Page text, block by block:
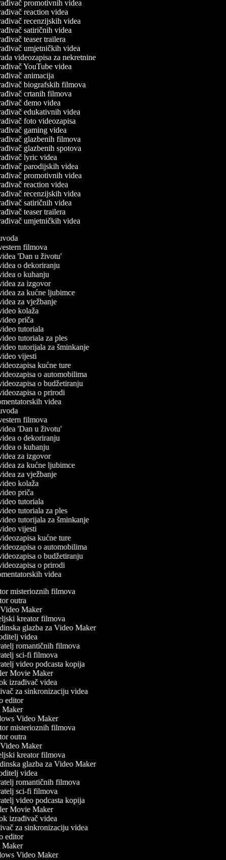
promotivnih videa
reaction videa
recenzijskih videa
satiričnih videa
teaser trailera
umjetničkih videa
videozapisa za nekretnine
YouTube videa
animacija
biografskih filmova
crtanih filmova
demo videa
edukativnih videa
foto videozapisa
gaming videa
glazbenih filmova
glazbenih spotova
lyric videa
parodijskih videa
promotivnih videa
reaction videa
recenzijskih videa
satiričnih videa
teaser trailera
umjetničkih videa
filmova
'Dan u životu'
o dekoriranju
o kuhanju
za izgovor
za kućne ljubimce
za vježbanje
kolaža
priča
tutoriala
tutoriala za ples
tutorijala za šminkanje
vijesti
kućne ture
o automobilima
o budžetiranju
o prirodi
videa
filmova
'Dan u životu'
o dekoriranju
o kuhanju
za izgovor
za kućne ljubimce
za vježbanje
kolaža
priča
tutoriala
tutoriala za ples
tutorijala za šminkanje
vijesti
kućne ture
o automobilima
o budžetiranju
o prirodi
videa
misterioznih filmova
outra
Maker
kreator filmova
glazba za Video Maker
videa
romantičnih filmova
sci-fi filmova
video podcasta kopija
Movie Maker
izrađivač videa
za sinkronizaciju videa
editor
Video Maker
misterioznih filmova
outra
Maker
kreator filmova
glazba za Video Maker
videa
romantičnih filmova
sci-fi filmova
video podcasta kopija
Movie Maker
izrađivač videa
za sinkronizaciju videa
editor
Video Maker